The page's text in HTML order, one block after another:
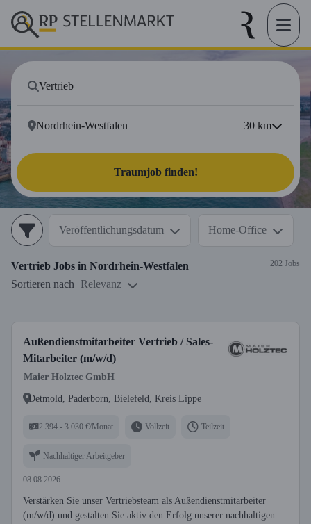
30 km
Traumjob finden!
Veröffentlichungsdatum Home-Office
Vertrieb Jobs in Nordrhein-Westfalen 202 Jobs
Sortieren nach Relevanz
Außendienstmitarbeiter Vertrieb / Sales-
Mitarbeiter (m/w/d)
Maier Holztec GmbH
Detmold, Paderborn, Bielefeld, Kreis Lippe
2.394 - 3.030 €/Monat Vollzeit Teilzeit
Nachhaltiger Arbeitgeber
08.08.2026
Verstärken Sie unser Vertriebsteam als Außendienstmitarbeiter
(m/w/d) und gestalten Sie aktiv den Erfolg unserer nachhaltigen